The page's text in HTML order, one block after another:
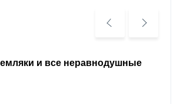
и все неравнодушные